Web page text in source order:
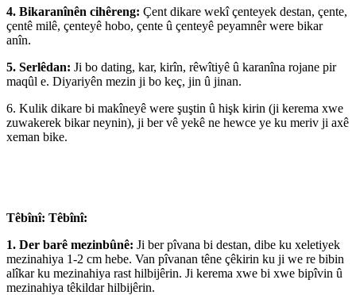
4. Bikaranînên cihêreng: Çent dikare wekî çenteyek destan, çente,
çentê milê, çenteyê hobo, çente û çenteyê peyamnêr were bikar
anîn.
5. Serlêdan: Ji bo dating, kar, kirîn, rêwîtiyê û karanîna rojane pir
maqûl e. Diyariyên mezin ji bo keç, jin û jinan.
6. Kulik dikare bi makîneyê were şuştin û hişk kirin (ji kerema xwe
zuwakerek bikar neynin), ji ber vê yekê ne hewce ye ku meriv ji axê
xeman bike.
Têbînî: Têbînî:
1. Der barê mezinbûnê: Ji ber pîvana bi destan, dibe ku xeletiyek
mezinahiya 1-2 cm hebe. Van pîvanan têne çêkirin ku ji we re bibin
alîkar ku mezinahiya rast hilbijêrin. Ji kerema xwe bi xwe bipîvin û
mezinahiya têkildar hilbijêrin.